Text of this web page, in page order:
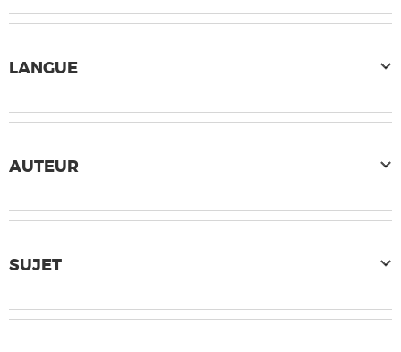
LANGUE
AUTEUR
SUJET